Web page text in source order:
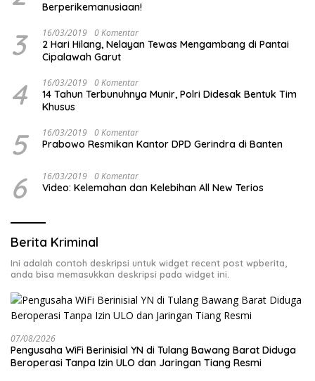
Berperikemanusiaan!
3 16/03/2019 0 Komentar
2 Hari Hilang, Nelayan Tewas Mengambang di Pantai
Cipalawah Garut
4 16/03/2019 0 Komentar
14 Tahun Terbunuhnya Munir, Polri Didesak Bentuk Tim
Khusus
5 16/03/2019 0 Komentar
Prabowo Resmikan Kantor DPD Gerindra di Banten
6 16/03/2019 0 Komentar
Video: Kelemahan dan Kelebihan All New Terios
Berita Kriminal
Ini adalah contoh deskripsi untuk widget recent post wpberita,
anda bisa memasukkan deskripsi pada widget ini.
07/08/2026
Pengusaha WiFi Berinisial YN di Tulang Bawang Barat Diduga
Beroperasi Tanpa Izin ULO dan Jaringan Tiang Resmi